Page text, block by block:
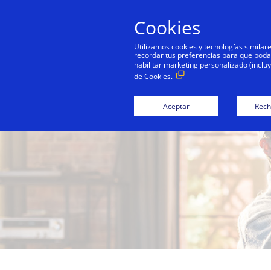
Cookies
Utilizamos cookies y tecnologías
recordar tus preferencias para que
habilitar marketing personalizado
de Cookies.
Aceptar